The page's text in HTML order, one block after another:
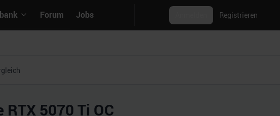
Forum Jobs Registrieren
RTX 5070 Ti OC